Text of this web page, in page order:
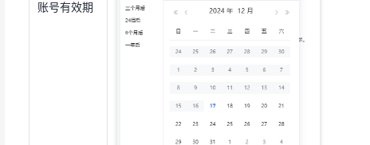
批量新增用户或单用户新增时可进行选择是否通知
目前仅支持短信通知，若未配置手机号则不进行发
账号有效期